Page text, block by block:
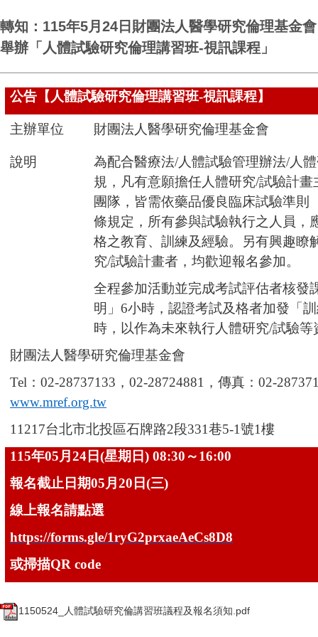
轉知：115年5月24日財團法人醫學研究倫理基金會
舉辦「人體試驗研究倫理講習班-視訊課程」
公告【人體試驗研究倫理講習班-視訊課程】
主辦單位 財團法人醫學研究倫理基金會
說明 為配合醫療法/人體試驗管理辦法/人
規，凡有意願擔任人體研究/試驗計畫
團隊，皆需依藥品優良臨床試驗準則
條規定，所有參與試驗執行之人員，
格之教育、訓練及經驗。另有興趣瞭
究/試驗計畫者，均歡迎報名參加。
全程參加活動並完成考試評估者核發
明」 6小時，認證考試及格者加發「
時，以作為未來執行人體研究/試驗等
財團法人醫學研究倫理基金會
Tel ： 02-28737133 ， 02-28724881 ，傳真： 02-
www.mref.org.tw
11217台北市北投區石牌路2段331巷5-1號1樓
115年05月 24 日(星期日) 08:30 ～16:00
報名截止日期05月 20 日(三)
線上報名請點選
https://forms.gle/1ryG2prxaeAeCs8D8
或掃描QR code
1150524_人體試驗研究倫講習班議程及報名須知.pdf